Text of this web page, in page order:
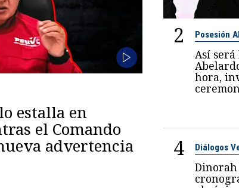
estalla en
el Comando
advertencia
2 Posesión
Así será
hora,
4 Diálogos